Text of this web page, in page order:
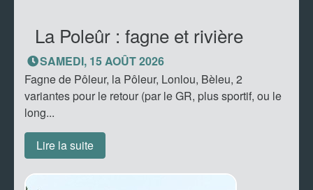
La Poleûr : fagne et rivière
SAMEDI, 15 AOÛT 2026
Fagne de Pôleur, la Pôleur, Lonlou, Bèleu, 2
variantes pour le retour (par le GR, plus sportif, ou le
long...
Lire la suite